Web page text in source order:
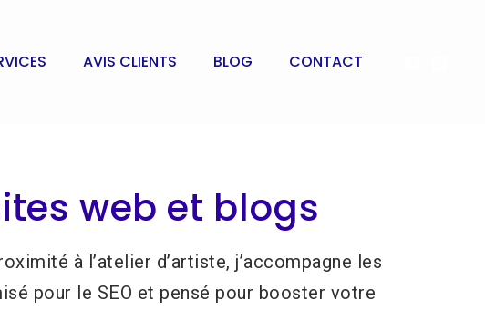
AVIS CLIENTS BLOG CONTACT
web et blogs
à l’atelier d’artiste, j’accompagne les
pour le SEO et pensé pour booster votre